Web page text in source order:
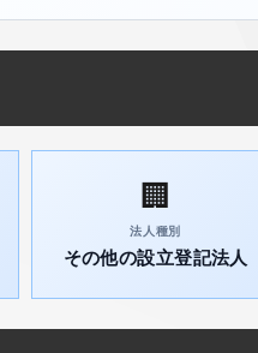
🏢
法人種別
その他の設立登記法人